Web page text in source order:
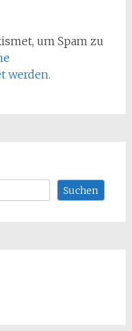
um Spam zu
werden.
Suchen